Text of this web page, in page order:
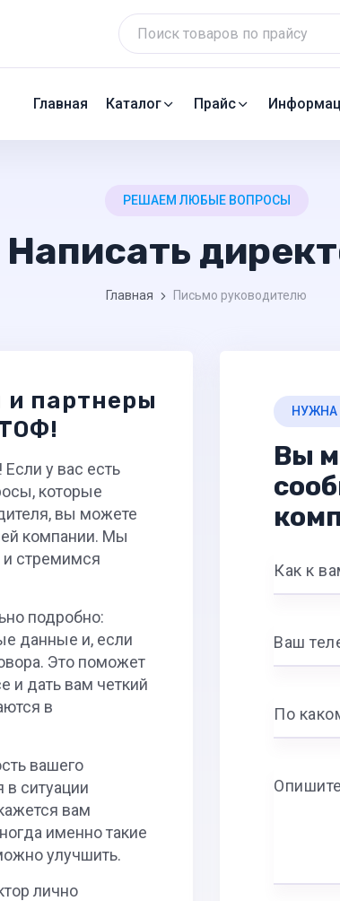
Главная Каталог Прайс
РЕШАЕМ ЛЮБЫЕ ВОПРОСЫ
Написать
Главная Письмо руководителю
партнеры
у вас есть
которые
вы можете
компании. Мы
и стремимся
подробно:
данные и, если
Это поможет
и дать вам четкий
в
вашего
ситуации
вам
именно такие
улучшить.
лично
Вы
Как к
Ваш
По